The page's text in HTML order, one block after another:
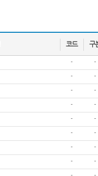
코드 구
- -
- -
- -
- -
- -
- -
- -
- -